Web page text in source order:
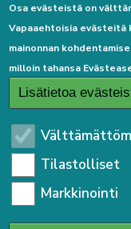
Linkkejä
Etusivulle
Kirjaudu sisään
Sivukartta
Tietosuojaseloste
Osa evästeistä on
Vapaaehtoisia evästeitä
mainonnan
milloin tahansa
Lisätietoa
Tilastolliset
Markkinointi